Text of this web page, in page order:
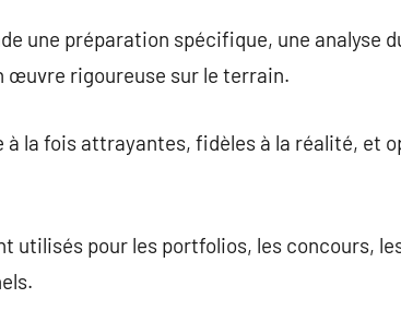
une préparation spécifique, une analyse
œuvre rigoureuse sur le terrain.
à la fois attrayantes, fidèles à la réalité, et
utilisés pour les portfolios, les concours,